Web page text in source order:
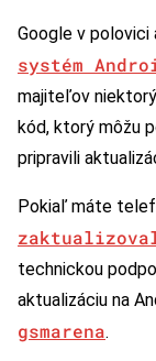
Google v
systém
majiteľov
kód, ktorý môžu
pripravili
Pokiaľ máte
technickou
aktualizáciu na
gsmarena.